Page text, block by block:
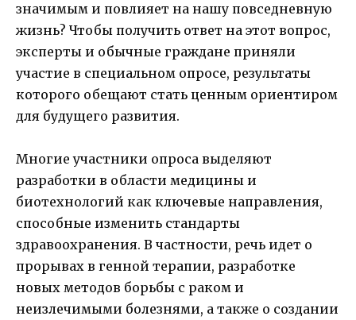
значимым и повлияет на нашу повседневную
жизнь? Чтобы получить ответ на этот вопрос,
эксперты и обычные граждане приняли
участие в специальном опросе, результаты
которого обещают стать ценным ориентиром
для будущего развития.
Многие участники опроса выделяют
разработки в области медицины и
биотехнологий как ключевые направления,
способные изменить стандарты
здравоохранения. В частности, речь идет о
прорывах в генной терапии, разработке
новых методов борьбы с раком и
неизлечимыми болезнями, а также о создании